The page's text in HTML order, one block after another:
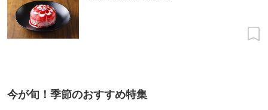
今が旬！季節のおすすめ特集